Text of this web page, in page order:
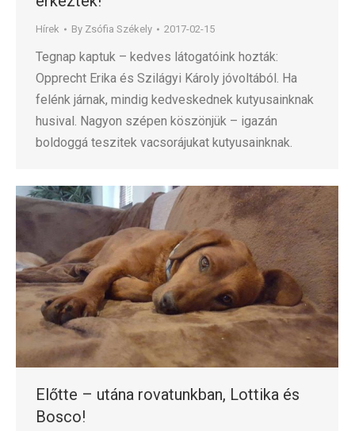
Hírek By Zsófia Székely 2017-02-15
Tegnap kaptuk – kedves látogatóink hozták:
Opprecht Erika és Szilágyi Károly jóvoltából. Ha
felénk járnak, mindig kedveskednek kutyusainknak
husival. Nagyon szépen köszönjük – igazán
boldoggá teszitek vacsorájukat kutyusainknak.
Előtte – utána rovatunkban, Lottika és
Bosco!